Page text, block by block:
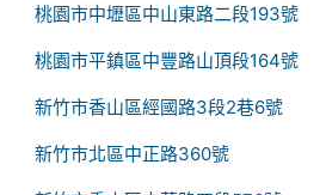
桃園市中壢區中山東路二段193號
桃園市平鎮區中豐路山頂段164號
新竹市香山區經國路3段2巷6號
新竹市北區中正路360號